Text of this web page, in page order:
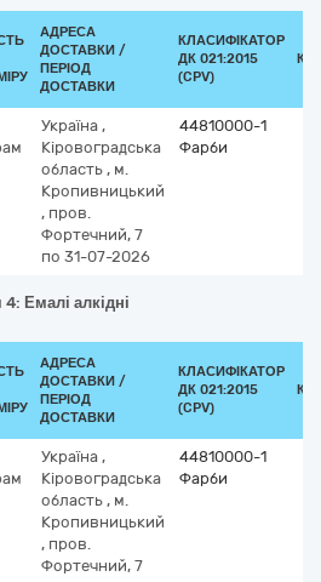
АДРЕСА
ДОСТАВКИ /
ПЕРІОД
ДОСТАВКИ
КЛАСИФІКАТОР
ДК 021:2015
(CPV)
Україна ,
Кіровоградська
область , м.
Кропивницький
, пров.
Фортечний, 7
по 31-07-2026
44810000-1
Фарби
Емалі алкідні
АДРЕСА
ДОСТАВКИ /
ПЕРІОД
ДОСТАВКИ
КЛАСИФІКАТОР
ДК 021:2015
(CPV)
Україна ,
Кіровоградська
область , м.
Кропивницький
, пров.
Фортечний, 7
44810000-1
Фарби